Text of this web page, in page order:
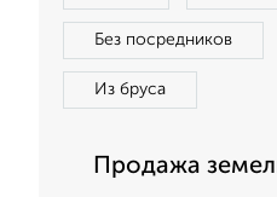
Без посредников
Из бруса
Продажа